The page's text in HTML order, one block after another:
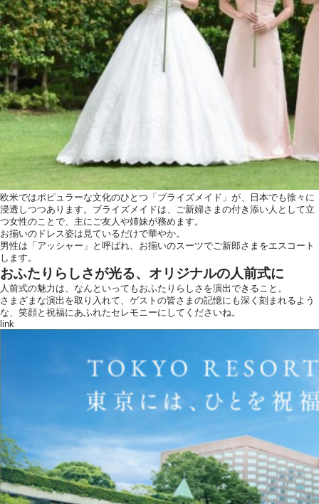
欧米ではポピュラーな文化のひとつ「ブライズメイド」が、日本でも徐々に
浸透しつつあります。ブライズメイドは、ご新婦さまの付き添い人として立
つ女性のことで、主にご友人や姉妹が務めます。
お揃いのドレス姿は見ているだけで華やか。
男性は「アッシャー」と呼ばれ、お揃いのスーツでご新郎さまをエスコート
します。
おふたりらしさが光る、オリジナルの人前式に
人前式の魅力は、なんといってもおふたりらしさを演出できること。
さまざまな演出を取り入れて、ゲストの皆さまの記憶にも深く刻まれるよう
な、笑顔と祝福にあふれたセレモニーにしてくださいね。
link